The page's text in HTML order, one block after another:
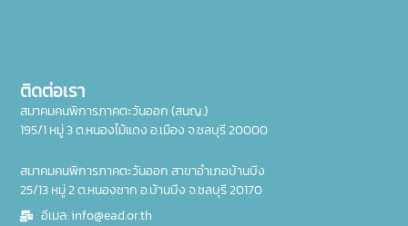
ติดต่อเรา
สมาคมคนพิการภาคตะวันออก (สนญ.)
195/1 หมู่ 3 ต.หนองไม้แดง อ.เมือง จ.ชลบุรี 20000
สมาคมคนพิการภาคตะวันออก สาขาอำเภอบ้านบึง
25/13 หมู่ 2 ต.หนองชาก อ.บ้านบึง จ.ชลบุรี 20170
อีเมล: info@ead.or.th